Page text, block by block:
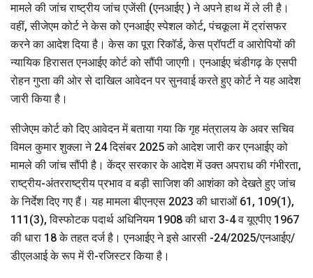
मामले की जांच राष्ट्रीय जांच एजेंसी (एनआईए ) ने अपने हाथ में ले ली है।
वहीं, सीजेएम कोर्ट ने केस को एनआईए स्पेशल कोर्ट, पंचकूला में ट्रांसफर
करने का आदेश दिया है। केस का पूरा रिकॉर्ड, केस प्रॉपर्टी व आरोपियों की
न्यायिक हिरासत एनआईए कोर्ट को सौंपी जाएगी। एनआईए चंडीगढ़ के एसपी
रोहन गुप्ता की ओर से दाखिल आवेदन पर सुनवाई करते हुए कोर्ट ने यह आदेश
जारी किया है।
सीजेएम कोर्ट को दिए आवेदन में बताया गया कि गृह मंत्रालय के अवर सचिव
विमल कुमार शुक्ला ने 24 दिसंबर 2025 को आदेश जारी कर एनआईए को
मामले की जांच सौंपी है। केंद्र सरकार के आदेश में उक्त अपराध की गंभीरता,
राष्ट्रीय-अंतरराष्ट्रीय प्रभाव व बड़ी साजिश की आशंका को देखते हुए जांच
के निर्देश दिए गए हैं। यह मामला बीएनएस 2023 की धाराओं 61, 109(1),
111(3), विस्फोटक पदार्थ अधिनियम 1908 की धारा 3-4 व यूएपीए 1967
की धारा 18 के तहत दर्ज है। एनआईए ने इसे आरसी -24/2025/एनआईए/
डीएलआई के रूप में री-रजिस्टर किया है।